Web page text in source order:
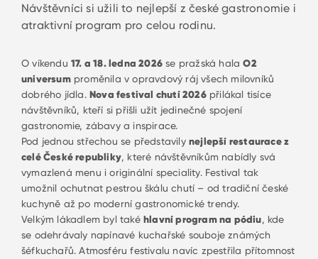
Návštěvníci si užili to nejlepší z české gastronomie i
atraktivní program pro celou rodinu.
O víkendu 17. a 18. ledna 2026 se pražská halaO2
universumproměnila v opravdový ráj všech milovníků
dobrého jídla. Nova festival chutí 2026přilákal tisíce
návštěvníků, kteří si přišli užít jedinečné spojení
gastronomie, zábavy a inspirace.
Pod jednou střechou se představily nejlepší restaurace z
celé České republiky, které návštěvníkům nabídly svá
vymazlená menu i originální speciality. Festival tak
umožnil ochutnat pestrou škálu chutí – od tradiční české
kuchyně až po moderní gastronomické trendy.
Velkým lákadlem byl také hlavní program na pódiu, kde
se odehrávaly napínavé kuchařské souboje známých
šéfkuchařů. Atmosféru festivalu navíc zpestřila přítomnost